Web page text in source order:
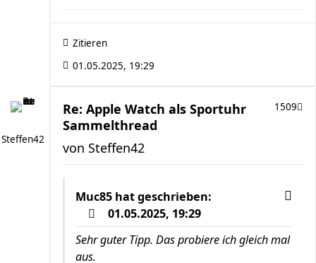
Zitieren
01.05.2025, 19:29
Steffen42
Re: Apple Watch als Sportuhr
Sammelthread
1509
von Steffen42
Muc85 hat geschrieben:
01.05.2025, 19:29
Sehr guter Tipp. Das probiere ich gleich mal
aus.